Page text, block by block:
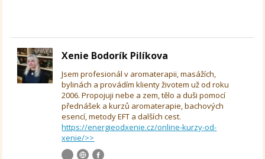
Xenie Bodorík Pilíkova
Jsem profesionál v aromaterapii, masážích,
bylinách a provádím klienty životem už od roku
2006. Propojuji nebe a zem, tělo a duši pomocí
přednášek a kurzů aromaterapie, bachových
esencí, metody EFT a dalších cest.
https://energieodxenie.cz/online-kurzy-od-
xenie/>>